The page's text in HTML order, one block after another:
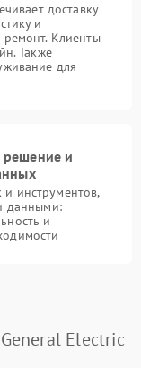
доставку
и
ремонт. Клиенты
Также
для
и
инструментов,
данными:
и
Electric